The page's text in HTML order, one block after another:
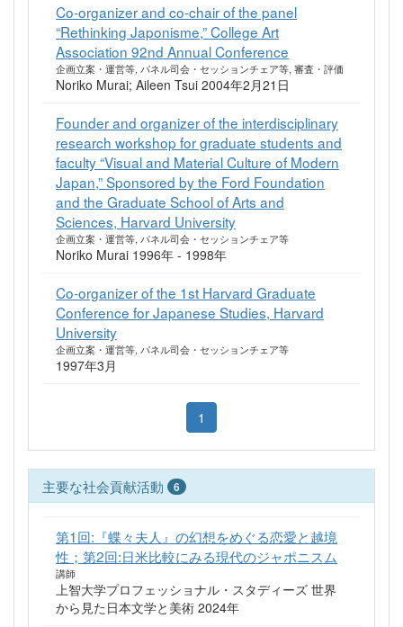
Co-organizer and co-chair of the panel
“Rethinking Japonisme,” College Art
Association 92nd Annual Conference
企画立案・運営等, パネル司会・セッションチェア等, 審査・評価
Noriko Murai; Aileen Tsui 2004年2月21日
Founder and organizer of the interdisciplinary
research workshop for graduate students and
faculty “Visual and Material Culture of Modern
Japan,” Sponsored by the Ford Foundation
and the Graduate School of Arts and
Sciences, Harvard University
企画立案・運営等, パネル司会・セッションチェア等
Noriko Murai 1996年 - 1998年
Co-organizer of the 1st Harvard Graduate
Conference for Japanese Studies, Harvard
University
企画立案・運営等, パネル司会・セッションチェア等
1997年3月
1
主要な社会貢献活動 6
第1回:『蝶々夫人』の幻想をめぐる恋愛と越境
性；第2回:日米比較にみる現代のジャポニスム
講師
上智大学プロフェッショナル・スタディーズ 世界
から見た日本文学と美術 2024年